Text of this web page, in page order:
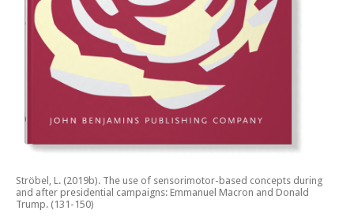
Ströbel, L. (2019b). The use of sensorimotor-based concepts during
and after presidential campaigns: Emmanuel Macron and Donald
Trump. (131-150)